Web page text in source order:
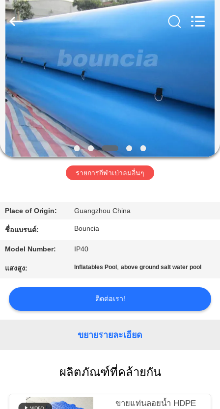
บ้าน
สินค้า
วิดีโอ
เรา
ทัวร์
โรงงาน
ควบคุม
เรา
Guangzhou
Bouncia
Inflatables
Factory.
รายการกีฬาเป่าลมอื่นๆ
Place of Origin: Guangzhou China
ชื่อแบรนด์: Bouncia
Model Number: IP40
แสงสูง: Inflatables Pool ,above ground salt water pool
ติดต่อเรา!
ขยายรายละเอียด
ผลิตภัณฑ์ที่คล้ายกัน
ขายแท่นลอยน้ำ HDPE